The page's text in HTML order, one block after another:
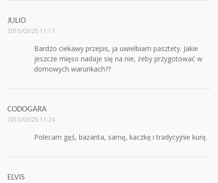
JULIO
2015/03/25 11:17
Bardzo ciekawy przepis, ja uwielbiam pasztety. Jakie
jeszcze mięso nadaje się na nie, żeby przygotować w
domowych warunkach??
CODOGARA
2015/03/25 11:24
Polecam gęś, bażanta, sarnę, kaczkę i tradycyjnie kurę.
ELVIS